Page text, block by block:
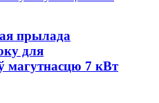
прылада
для
магутнасцю 7 кВт